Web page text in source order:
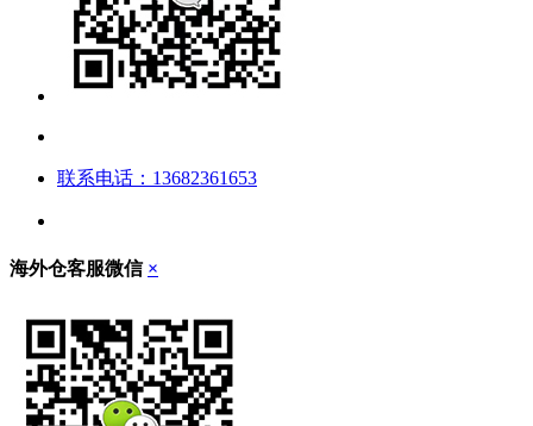
联系电话：13682361653
海外仓客服微信 ×